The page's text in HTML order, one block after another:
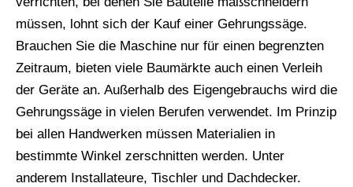
müssen, lohnt sich der Kauf einer Gehrungssäge.
Brauchen Sie die Maschine nur für einen begrenzten
Zeitraum, bieten viele Baumärkte auch einen Verleih
der Geräte an. Außerhalb des Eigengebrauchs wird die
Gehrungssäge in vielen Berufen verwendet. Im Prinzip
bei allen Handwerken müssen Materialien in
bestimmte Winkel zerschnitten werden. Unter
anderem Installateure, Tischler und Dachdecker.